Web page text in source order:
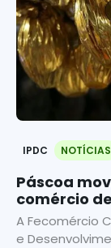
IPDC NOTÍCIAS
Páscoa
comércio
A Fecomércio
e